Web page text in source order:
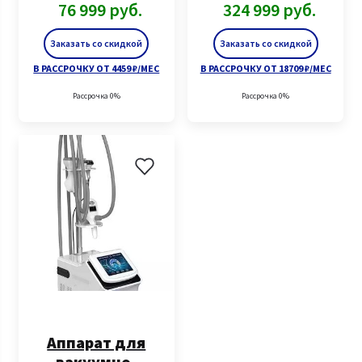
Заказать со скидкой
76 999 руб.
В РАССРОЧКУ ОТ 4459 ₽/МЕС
Рассрочка 0%
Заказать со скидкой
324 999 руб.
В РАССРОЧКУ ОТ 18709 ₽/МЕС
Рассрочка 0%
Аппарат для